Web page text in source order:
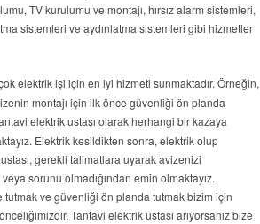
TV kurulumu ve montajı, hırsız alarm sistemleri,
sistemleri ve aydınlatma sistemleri gibi hizmetler
elektrik işi için en iyi hizmeti sunmaktadır. Örneğin,
montajı için ilk önce güvenliği ön planda
elektrik ustası olarak herhangi bir kazaya
Elektrik kesildikten sonra, elektrik olup
gerekli talimatlara uyarak avizenizi
sorunu olmadığından emin olmaktayız.
ve güvenliği ön planda tutmak bizim için
Tantavi elektrik ustası arıyorsanız bize